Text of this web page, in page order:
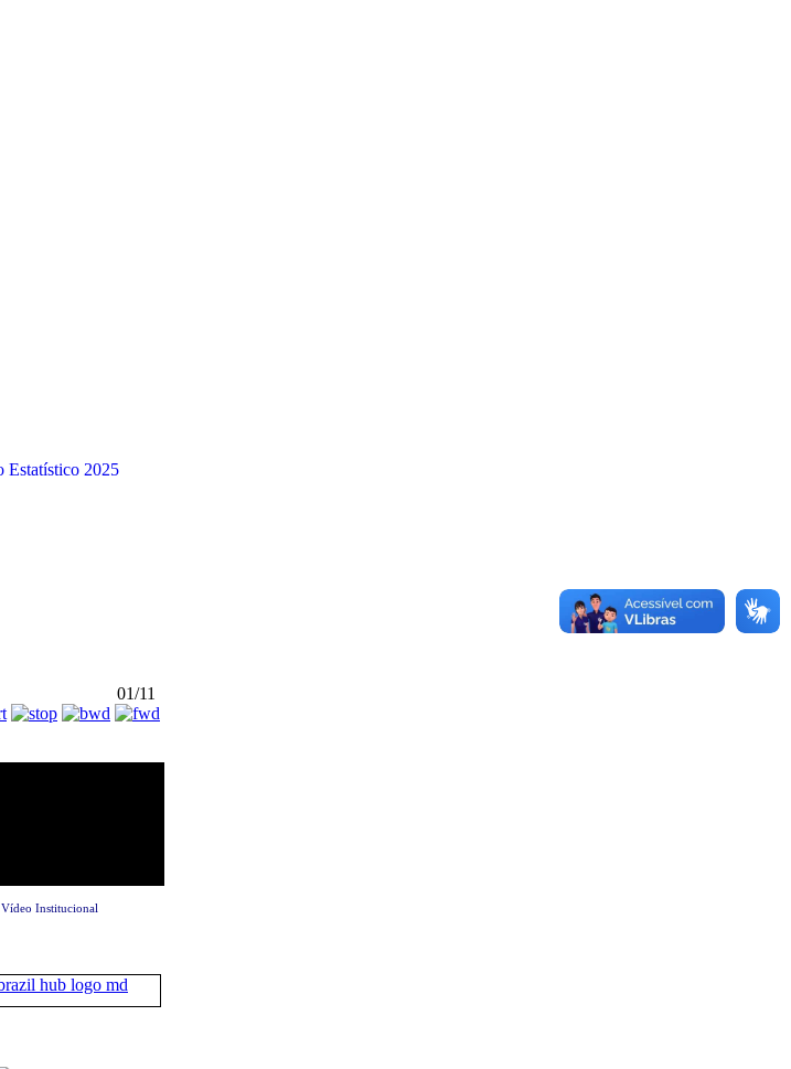
01/11
Vídeo Institucional